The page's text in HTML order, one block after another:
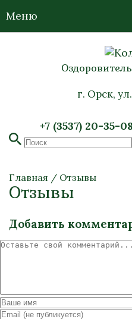
г. Орск,
+7 (3537) 20-35-08
Меню
Главная / Отзывы
Отзывы
Добавить